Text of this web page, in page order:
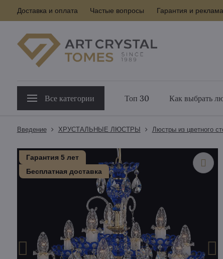
Доставка и оплата Частые вопросы Гарантия и
Все категории Топ 30 Как выбрать
Введение ХРУСТАЛЬНЫЕ ЛЮСТРЫ Люстры из цветного
Гарантия 5 лет
Бесплатная доставка